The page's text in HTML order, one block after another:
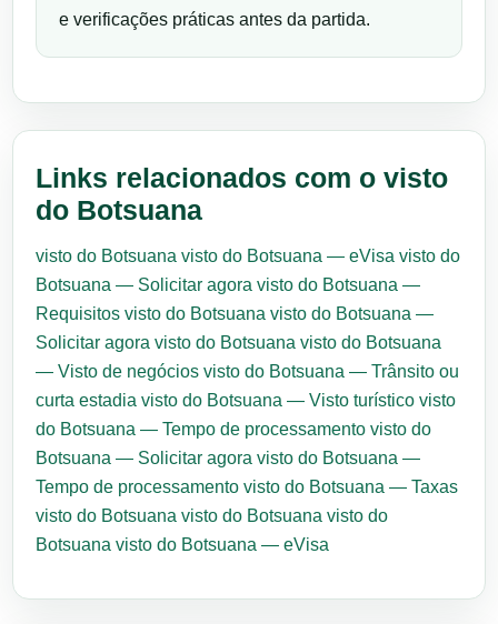
e verificações práticas antes da partida.
Links relacionados com o visto
do Botsuana
visto do Botsuana visto do Botsuana — eVisa visto do
Botsuana — Solicitar agora visto do Botsuana —
Requisitos visto do Botsuana visto do Botsuana —
Solicitar agora visto do Botsuana visto do Botsuana
— Visto de negócios visto do Botsuana — Trânsito ou
curta estadia visto do Botsuana — Visto turístico visto
do Botsuana — Tempo de processamento visto do
Botsuana — Solicitar agora visto do Botsuana —
Tempo de processamento visto do Botsuana — Taxas
visto do Botsuana visto do Botsuana visto do
Botsuana visto do Botsuana — eVisa